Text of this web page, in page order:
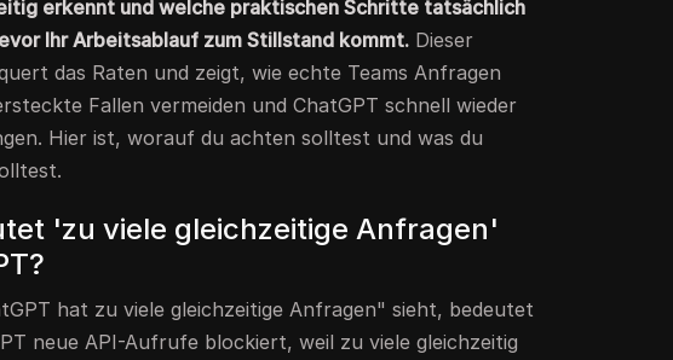
erkennt und welche praktischen Schritte tatsächlich
Ihr Arbeitsablauf zum Stillstand kommt. Dieser
das Raten und zeigt, wie echte Teams Anfragen
Fallen vermeiden und ChatGPT schnell wieder
Hier ist, worauf du achten solltest und was du
'zu viele gleichzeitige Anfragen'
hat zu viele gleichzeitige Anfragen" sieht, bedeutet
neue API-Aufrufe blockiert, weil zu viele gleichzeitig